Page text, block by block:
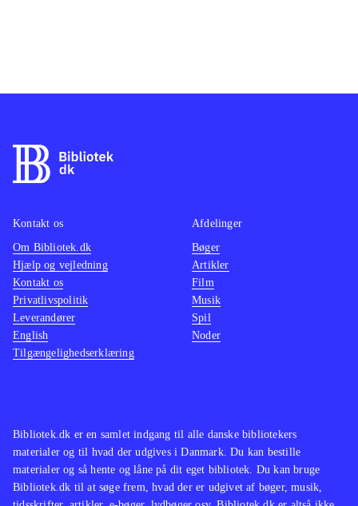
Bibliotek.dk er en samlet indgang til alle danske bibliotekers
materialer og til hvad der udgives i Danmark. Du kan bestille
materialer og så hente og låne på dit eget bibliotek. Du kan bruge
Bibliotek.dk til at søge frem, hvad der er udgivet af bøger, musik,
Kontakt os
Om Bibliotek.dk
Hjælp og vejledning
Kontakt os
Privatlivspolitik
Leverandører
English
Tilgængelighedserklæring
Afdelinger
Bøger
Artikler
Film
Musik
Spil
Noder